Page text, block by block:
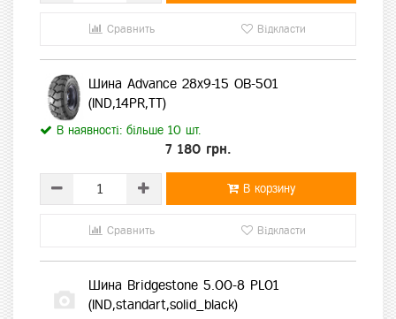
Сравнить Відкласти
Шина Advance 28x9-15 OB-501
(IND,14PR,TT)
В наявності: більше 10 шт.
7 180 грн.
В корзину
Сравнить Відкласти
Шина Bridgestone 5.00-8 PL01
(IND,standart,solid_black)